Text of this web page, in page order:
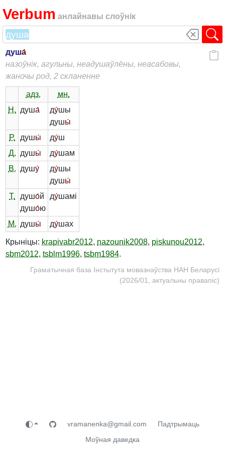
Verbum анлайнавы слоўнік
душа́
назоўнік, агульны, неадушаўлёны, неасабовы,
жаночы род, 2 скланенне
адз.
мн.
Н. душа́ ду́шы
душы́
Р.
душы́ ду́ш
Д. душы́ ду́шам
В. душу́ ду́шы
душы́
Т.
душо́й
душо́ю
ду́шамі
М. душы́ ду́шах
Крыніцы: krapivabr2012, nazounik2008, piskunou2012,
sbm2012, tsblm1996, tsbm1984.
Граматычная база Інстытута мовазнаўства НАН Беларусі
(2026/01, актуальны правапіс)
vramanenka@gmail.com
Падтрымаць
Моўная даведка